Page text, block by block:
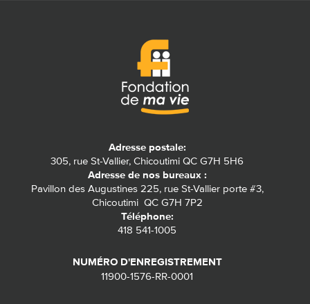
Adresse postale:
305, rue St-Vallier, Chicoutimi QC G7H 5H6
Adresse de nos bureaux :
Pavillon des Augustines 225, rue St-Vallier porte #3,
Chicoutimi QC G7H 7P2
Téléphone:
418 541-1005
NUMÉRO D'ENREGISTREMENT
11900-1576-RR-0001